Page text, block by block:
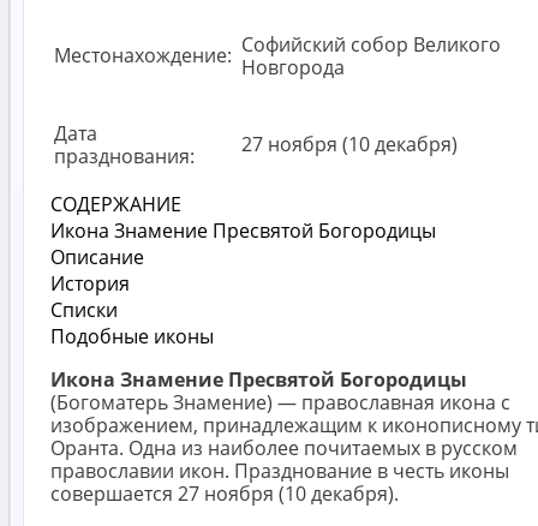
Местонахождение: Софийский собор Великого
Новгорода
Дата
празднования:
27 ноября (10 декабря)
СОДЕРЖАНИЕ
Икона Знамение Пресвятой Богородицы
Описание
История
Списки
Подобные иконы
Икона Знамение Пресвятой Богородицы
(Богоматерь Знамение) — православная икона с
изображением, принадлежащим к иконописному
Оранта. Одна из наиболее почитаемых в русском
православии икон. Празднование в честь иконы
совершается 27 ноября (10 декабря).